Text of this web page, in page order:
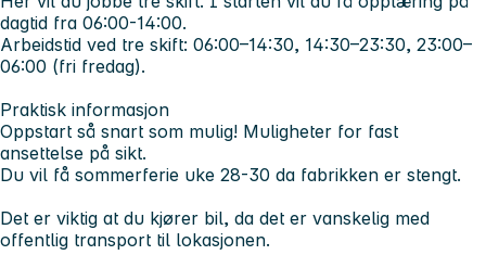
dagtid fra 06:00-14:00.
Arbeidstid ved tre skift: 06:00–14:30, 14:30–23:30, 23:00–
06:00 (fri fredag).
Praktisk informasjon
Oppstart så snart som mulig! Muligheter for fast
ansettelse på sikt.
Du vil få sommerferie uke 28-30 da fabrikken er stengt.
Det er viktig at du kjører bil, da det er vanskelig med
offentlig transport til lokasjonen.